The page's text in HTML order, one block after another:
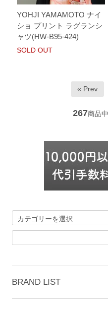
YOHJI YAMAMOTO ナイ
ショ プリント ラグランシ
ャツ(HW-B95-424)
SOLD OUT
« Prev
267商品中
BRAND LIST